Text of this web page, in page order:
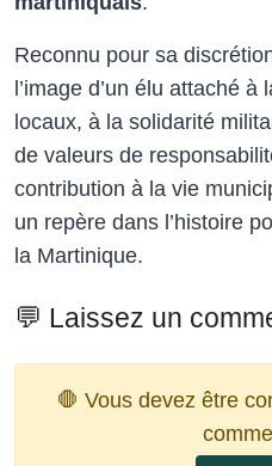
Reconnu pour sa
l’image d’un élu attaché
locaux, à la solidarité
de valeurs de
contribution à la vie
un repère dans l’histoire
la Martinique.
💬 Laissez un
🛑 Vous devez être